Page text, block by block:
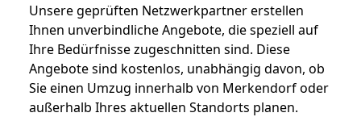
Unsere geprüften Netzwerkpartner erstellen
Ihnen unverbindliche Angebote, die speziell auf
Ihre Bedürfnisse zugeschnitten sind. Diese
Angebote sind kostenlos, unabhängig davon, ob
Sie einen Umzug innerhalb von Merkendorf oder
außerhalb Ihres aktuellen Standorts planen.